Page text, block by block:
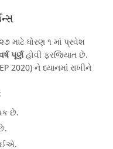
૨૭ માટે ધોરણ ૧ માં પ્રવેશ
પૂર્ણહોવી ફરજિયાત છે.
2020) ને ધ્યાનમાં રાખીને
છે.